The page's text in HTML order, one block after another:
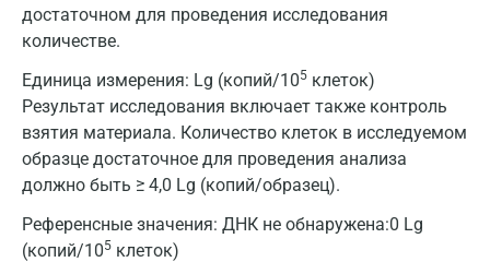
достаточном для проведения исследования
количестве.
Единица измерения: Lg (копий/105 клеток)
Результат исследования включает также контроль
взятия материала. Количество клеток в исследуемом
образце достаточное для проведения анализа
должно быть ≥ 4,0 Lg (копий/образец).
Референсные значения: ДНК не обнаружена:0 Lg
(копий/105 клеток)
Брянск
Видное
Владимир
Волгоград
Волжский